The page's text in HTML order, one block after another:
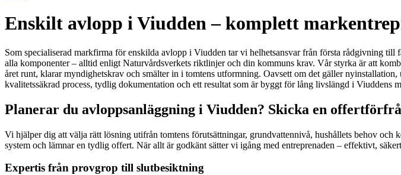
Enskilt avlopp i Viudden – komplett
Som specialiserad markfirma för enskilda avlopp i Viudden tar vi helhetsansvar från första rådgivning
alla komponenter – alltid enligt Naturvårdsverkets riktlinjer och din kommuns krav. Vår styrka är att
året runt, klarar myndighetskrav och smälter in i tomtens utformning. Oavsett om det gäller
kvalitetssäkrad process, tydlig dokumentation och ett resultat som är byggt för lång livslängd i Viuddens
Planerar du avloppsanläggning i Viudden? Skicka en
Vi hjälper dig att välja rätt lösning utifrån tomtens förutsättningar, grundvattennivå, hushållets behov
system och lämnar en tydlig offert. När allt är godkänt sätter vi igång med entreprenaden – effektivt,
Expertis från provgrop till slutbesiktning